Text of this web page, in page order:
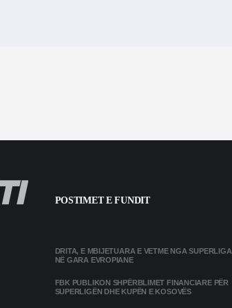
POSTIMET E FUNDIT
DRITA, E MBIJETUARA E VETME NGA SUPERLIGA
NË GARA EVROPIANE
FBK PUBLIKON SHPËRBLIMET FINANCIARE PËR
SUPERLIGËN DHE KUPËN E KOSOVËS